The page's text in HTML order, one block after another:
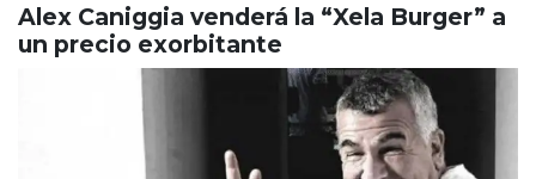
Alex Caniggia venderá la “Xela Burger” a
un precio exorbitante